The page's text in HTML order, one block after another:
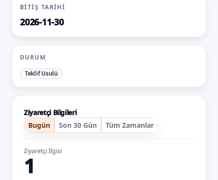
BITIŞ TARIHI
2026-11-30
DURUM
Teklif Usulü
Ziyaretçi Bilgileri
Bugün
Son 30 Gün Tüm Zamanlar
Ziyaretçi İlgisi
1